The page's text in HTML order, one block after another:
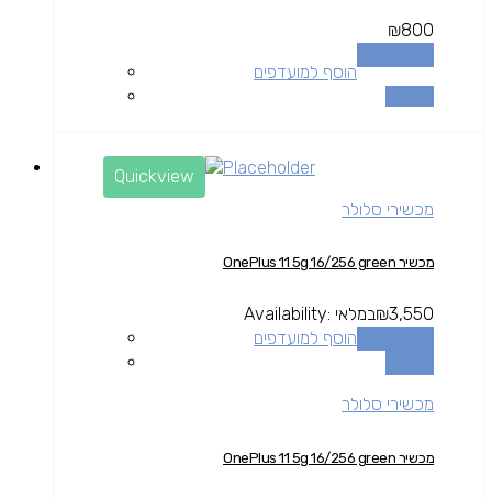
₪800
הוסף למועדפים
Quickview
מכשירי סלולר
מכשיר OnePlus 11 5g 16/256 green
₪3,550
Availability: במלאי
הוסף למועדפים
מכשירי סלולר
מכשיר OnePlus 11 5g 16/256 green